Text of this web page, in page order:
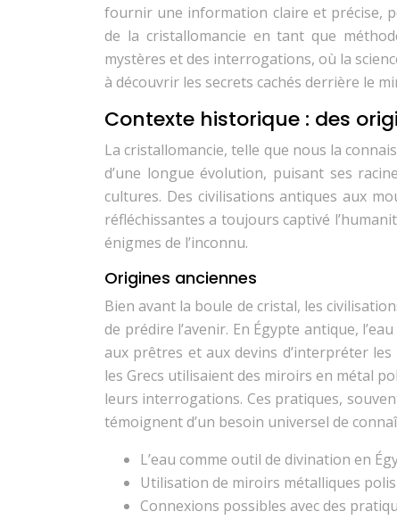
fournir une information claire et précise,
de la cristallomancie en tant que
mystères et des interrogations, où la
à découvrir les secrets cachés derrière le
Contexte historique : des
La cristallomancie, telle que nous la
d’une longue évolution, puisant ses
cultures. Des civilisations antiques aux
réfléchissantes a toujours captivé
énigmes de l’inconnu.
Origines anciennes
Bien avant la boule de cristal, les
de prédire l’avenir. En Égypte antique,
aux prêtres et aux devins d’interpréter
les Grecs utilisaient des miroirs en métal
leurs interrogations. Ces pratiques,
témoignent d’un besoin universel de
L’eau comme outil de divination en
Utilisation de miroirs métalliques polis
Connexions possibles avec des